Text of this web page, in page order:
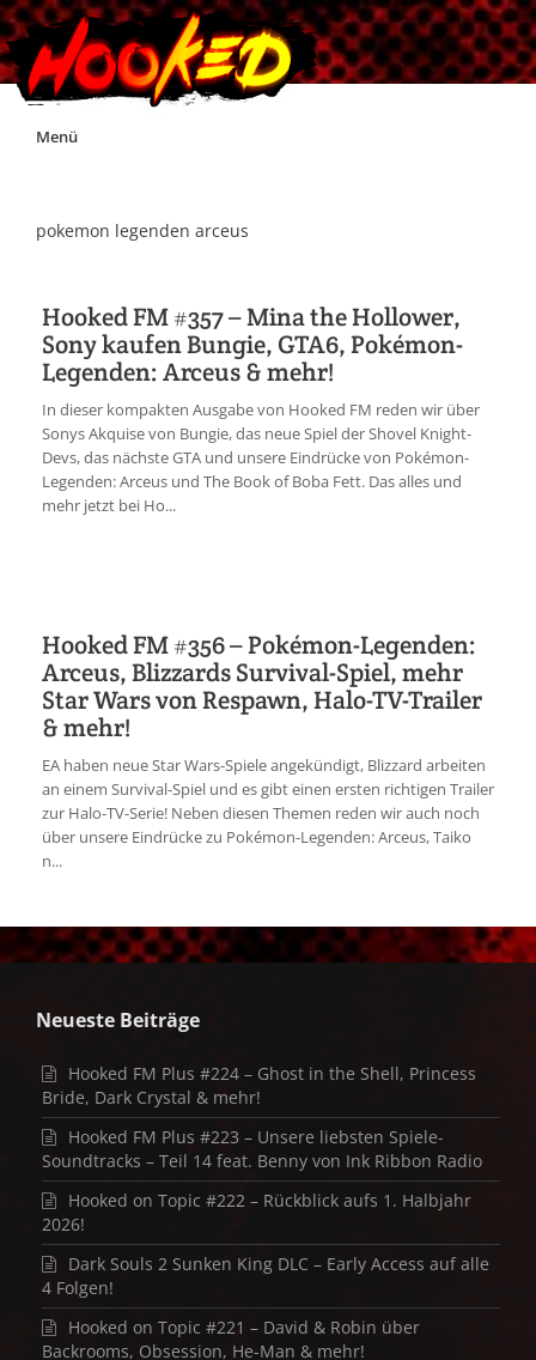
Skip
Menü
Impressum
Jobs
Discord
pokemon legenden arceus
Hooked FM #357 – Mina the Hollower,
Sony kaufen Bungie, GTA6, Pokémon-
Legenden: Arceus & mehr!
In dieser kompakten Ausgabe von Hooked FM reden wir über
Sonys Akquise von Bungie, das neue Spiel der Shovel Knight-
Devs, das nächste GTA und unsere Eindrücke von Pokémon-
Legenden: Arceus und The Book of Boba Fett. Das alles und
mehr jetzt bei Ho...
Hooked FM #356 – Pokémon-Legenden:
Arceus, Blizzards Survival-Spiel, mehr
Star Wars von Respawn, Halo-TV-Trailer
& mehr!
EA haben neue Star Wars-Spiele angekündigt, Blizzard arbeiten
an einem Survival-Spiel und es gibt einen ersten richtigen Trailer
zur Halo-TV-Serie! Neben diesen Themen reden wir auch noch
über unsere Eindrücke zu Pokémon-Legenden: Arceus, Taiko
n...
Neueste Beiträge
Hooked FM Plus #224 – Ghost in the Shell, Princess
Bride, Dark Crystal & mehr!
Hooked FM Plus #223 – Unsere liebsten Spiele-
Soundtracks – Teil 14 feat. Benny von Ink Ribbon Radio
Hooked on Topic #222 – Rückblick aufs 1. Halbjahr
2026!
Dark Souls 2 Sunken King DLC – Early Access auf alle
4 Folgen!
Hooked on Topic #221 – David & Robin über
Backrooms, Obsession, He-Man & mehr!